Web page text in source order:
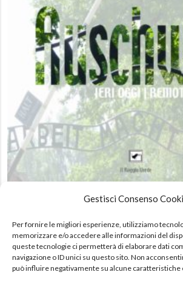
Gestisci Consenso
Per fornire le migliori esperienze, utilizziamo
memorizzare e/o accedere alle informazioni del
queste tecnologie ci permetterà di elaborare dati
navigazione o ID unici su questo sito. Non
può influire negativamente su alcune caratteristiche
4,99€ IVA incl.
AGGIUNGI AL